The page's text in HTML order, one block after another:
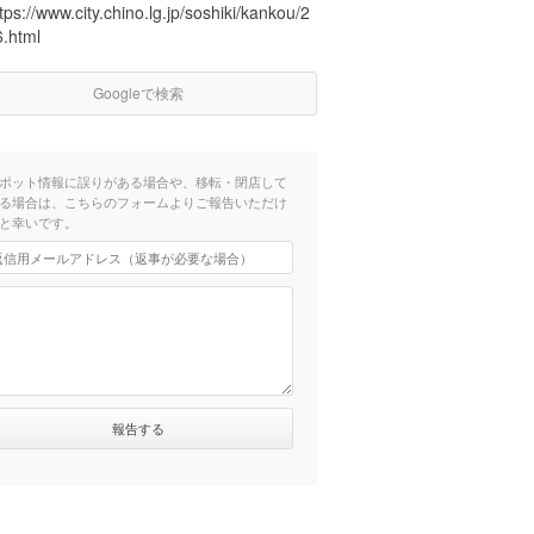
www.city.chino.lg.jp/soshiki/kankou/2
Googleで検索
ット情報に誤りがある場合や、移転・閉店して
場合は、こちらのフォームよりご報告いただけ
幸いです。